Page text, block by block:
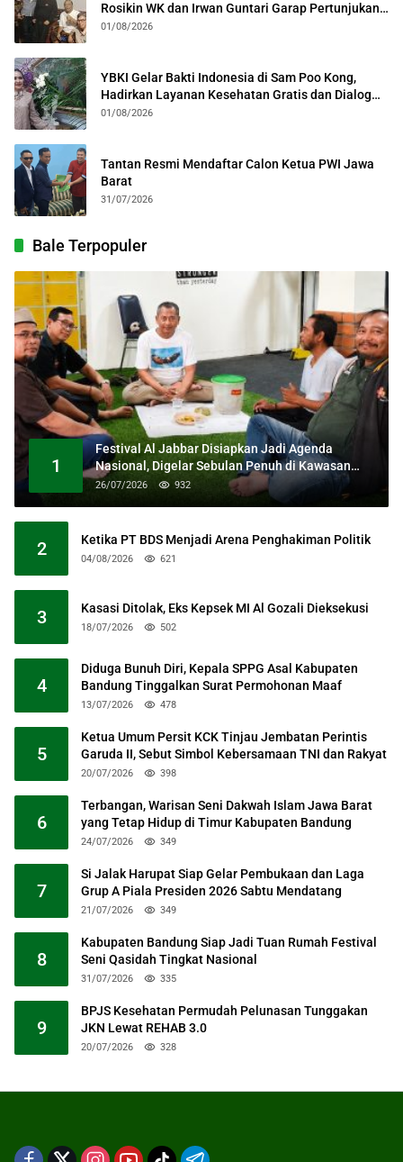
Rosikin WK dan Irwan Guntari Garap Pertunjukan
Kolosal
01/08/2026
YBKI Gelar Bakti Indonesia di Sam Poo Kong,
Hadirkan Layanan Kesehatan Gratis dan Dialog
Kebangsaan
01/08/2026
Tantan Resmi Mendaftar Calon Ketua PWI Jawa
Barat
31/07/2026
Bale Terpopuler
1
Festival Al Jabbar Disiapkan Jadi Agenda
Nasional, Digelar Sebulan Penuh di Kawasan
Masjid Raya Al Jabbar
26/07/2026 932
2 Ketika PT BDS Menjadi Arena Penghakiman Politik
04/08/2026 621
3 Kasasi Ditolak, Eks Kepsek MI Al Gozali Dieksekusi
18/07/2026 502
4
Diduga Bunuh Diri, Kepala SPPG Asal Kabupaten
Bandung Tinggalkan Surat Permohonan Maaf
13/07/2026 478
5
Ketua Umum Persit KCK Tinjau Jembatan Perintis
Garuda II, Sebut Simbol Kebersamaan TNI dan Rakyat
20/07/2026 398
6
Terbangan, Warisan Seni Dakwah Islam Jawa Barat
yang Tetap Hidup di Timur Kabupaten Bandung
24/07/2026 349
7
Si Jalak Harupat Siap Gelar Pembukaan dan Laga
Grup A Piala Presiden 2026 Sabtu Mendatang
21/07/2026 349
8
Kabupaten Bandung Siap Jadi Tuan Rumah Festival
Seni Qasidah Tingkat Nasional
31/07/2026 335
9
BPJS Kesehatan Permudah Pelunasan Tunggakan
JKN Lewat REHAB 3.0
20/07/2026 328